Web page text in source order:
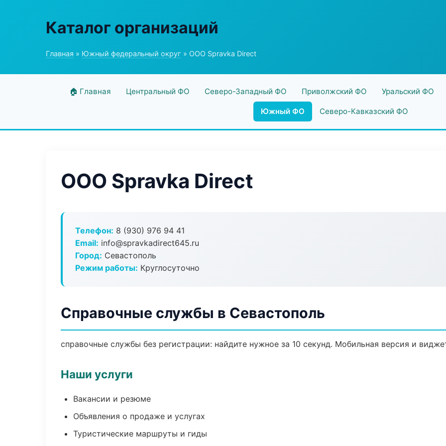
Каталог организаций
Главная » Южный федеральный округ » ООО Spravka Direct
🏠 Главная Центральный ФО Северо-Западный ФО Приволжский ФО Уральский ФО
Южный ФО Северо-Кавказский ФО
ООО Spravka Direct
Телефон: 8 (930) 976 94 41
Email: info@spravkadirect645.ru
Город: Севастополь
Режим работы: Круглосуточно
Справочные службы в Севастополь
справочные службы без регистрации: найдите нужное за 10 секунд. Мобильная версия и
Наши услуги
Вакансии и резюме
Объявления о продаже и услугах
Туристические маршруты и гиды